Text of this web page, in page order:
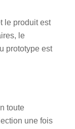
le produit est
le
prototype est
toute
une fois